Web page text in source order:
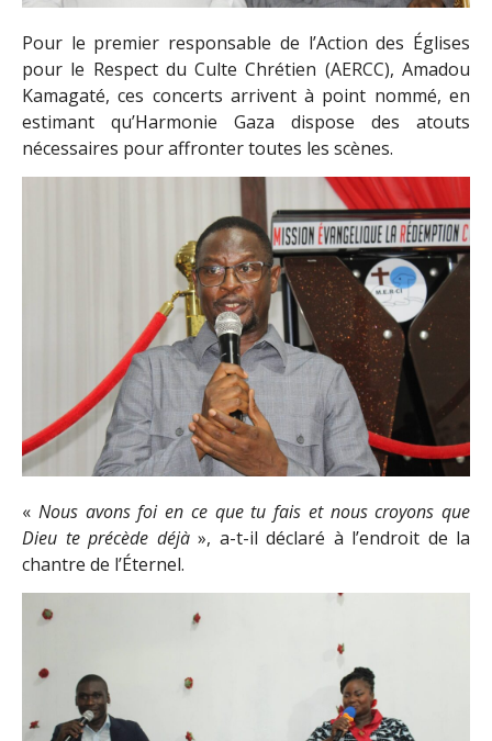
Pour le premier responsable de l’Action des Églises
pour le Respect du Culte Chrétien (AERCC), Amadou
Kamagaté, ces concerts arrivent à point nommé, en
estimant qu’Harmonie Gaza dispose des atouts
nécessaires pour affronter toutes les scènes.
« Nous avons foi en ce que tu fais et nous croyons que
Dieu te précède déjà», a-t-il déclaré à l’endroit de la
chantre de l’Éternel.